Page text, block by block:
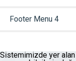
Footer Menu 4
Sistemimizde yer alan